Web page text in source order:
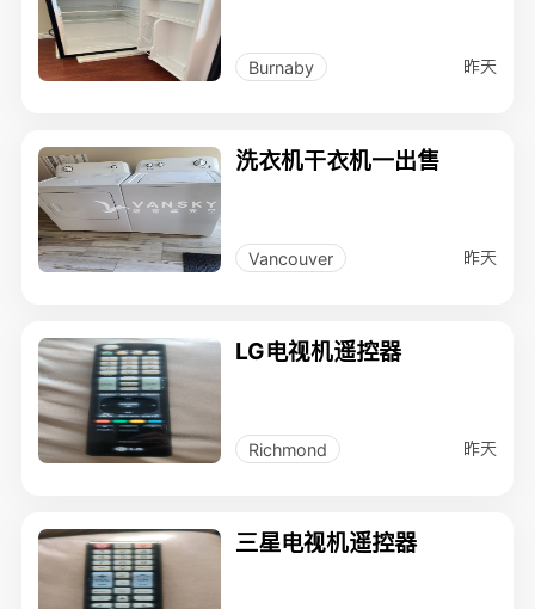
Burnaby 昨天
洗衣机干衣机一出售
Vancouver 昨天
LG电视机遥控器
Richmond 昨天
三星电视机遥控器